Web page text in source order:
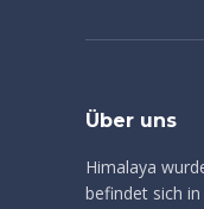
Über uns
Himalaya
befindet sich